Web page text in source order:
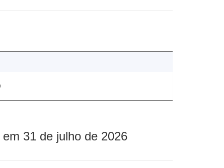
31 de julho de 2026